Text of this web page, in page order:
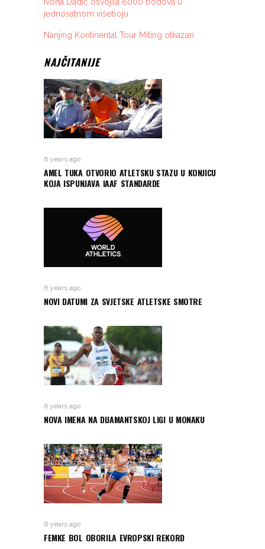
jednosatnom višeboju
Nanjing Kontinental Tour Miting otkazan
NAJČITANIJE
6 years ago
AMEL TUKA OTVORIO ATLETSKU STAZU U KONJICU
KOJA ISPUNJAVA IAAF STANDARDE
6 years ago
NOVI DATUMI ZA SVJETSKE ATLETSKE SMOTRE
6 years ago
NOVA IMENA NA DIJAMANTSKOJ LIGI U MONAKU
6 years ago
FEMKE BOL OBORILA EVROPSKI REKORD